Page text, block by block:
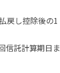
戻し控除後の1
信託計算期日ま